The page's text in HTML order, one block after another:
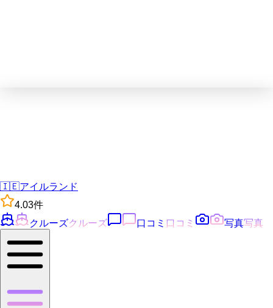
🇮🇪アイルランド
4.03件
クルーズクルーズ 口コミ 口コミ 写真写真